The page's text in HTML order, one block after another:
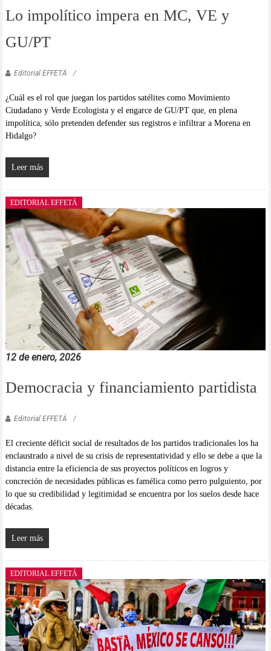
Lo impolítico impera en MC, VE y
GU/PT
Editorial EFFETÁ
¿Cuál es el rol que juegan los partidos satélites como Movimiento
Ciudadano y Verde Ecologista y el engarce de GU/PT que, en plena
impolítica, sólo pretenden defender sus registros e infiltrar a Morena en
Hidalgo?
Leer más
EDITORIAL EFFETÁ
12 de enero, 2026
Democracia y financiamiento partidista
Editorial EFFETÁ
El creciente déficit social de resultados de los partidos tradicionales los ha
enclaustrado a nivel de su crisis de representatividad y ello se debe a que la
distancia entre la eficiencia de sus proyectos políticos en logros y
concreción de necesidades públicas es famélica como perro pulguiento, por
lo que su credibilidad y legitimidad se encuentra por los suelos desde hace
décadas.
Leer más
EDITORIAL EFFETÁ